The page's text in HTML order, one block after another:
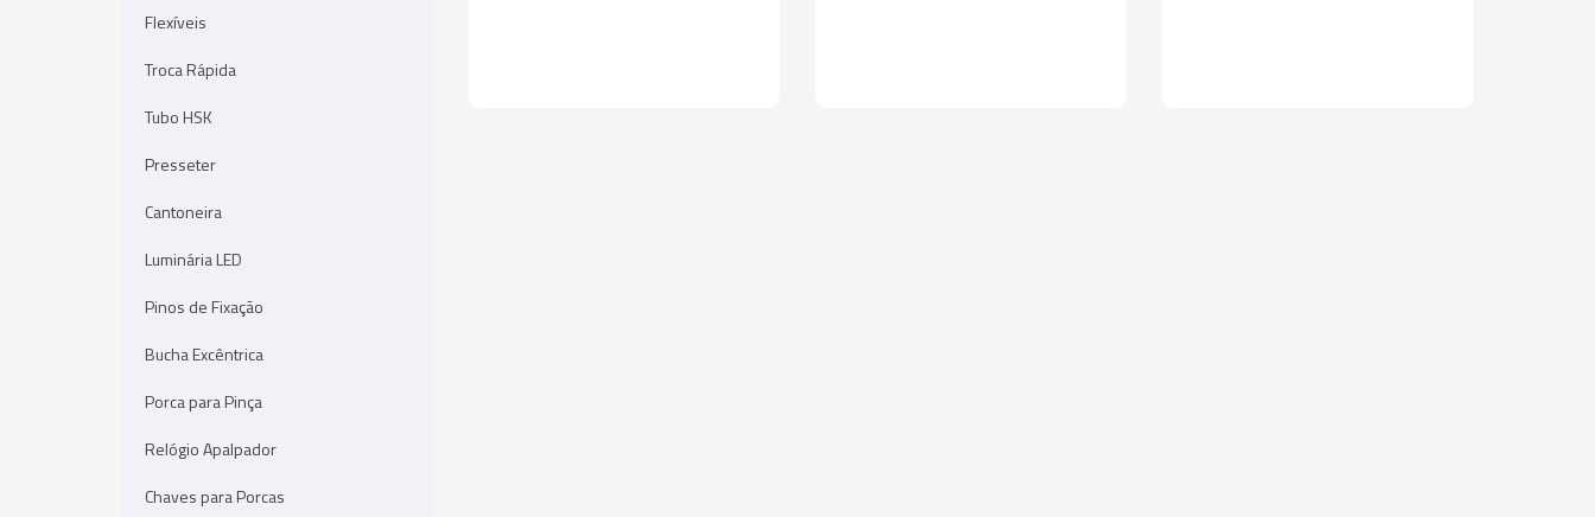
Flexíveis
Troca Rápida
Tubo HSK
Presseter
Cantoneira
Luminária LED
Pinos de Fixação
Bucha Excêntrica
Porca para Pinça
Relógio Apalpador
Chaves para Porcas